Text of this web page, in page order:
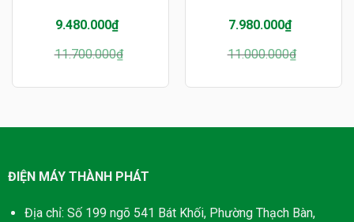
11.700.000₫
Giá
gốc
11.700.000₫.
9.480.000₫
Giá
hiện
là:
11.000.000₫
Giá
gốc
11.000.000₫.
7.980.000₫
Giá
hiện
là:
ĐIỆN MÁY THÀNH PHÁT
Địa chỉ: Số 199 ngõ 541 Bát Khối, Phường Thạch Bàn,